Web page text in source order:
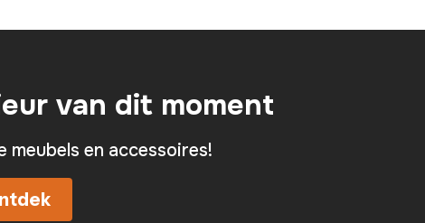
van dit moment
meubels en accessoires!